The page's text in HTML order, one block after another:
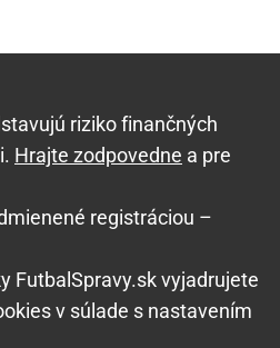
riziko finančných
Hrajte zodpovedne a pre
registráciou –
FutbalSpravy.sk vyjadrujete
v súlade s nastavením